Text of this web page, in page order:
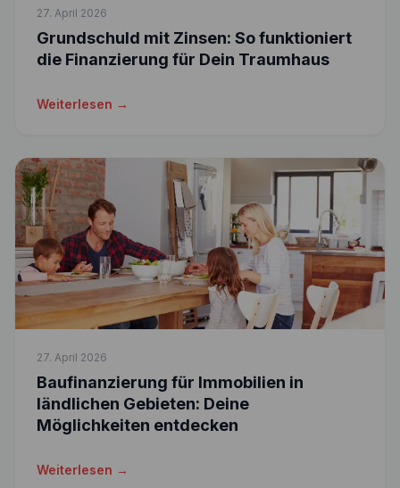
27. April 2026
Grundschuld mit Zinsen: So funktioniert
die Finanzierung für Dein Traumhaus
Weiterlesen →
27. April 2026
Baufinanzierung für Immobilien in
ländlichen Gebieten: Deine
Möglichkeiten entdecken
Weiterlesen →